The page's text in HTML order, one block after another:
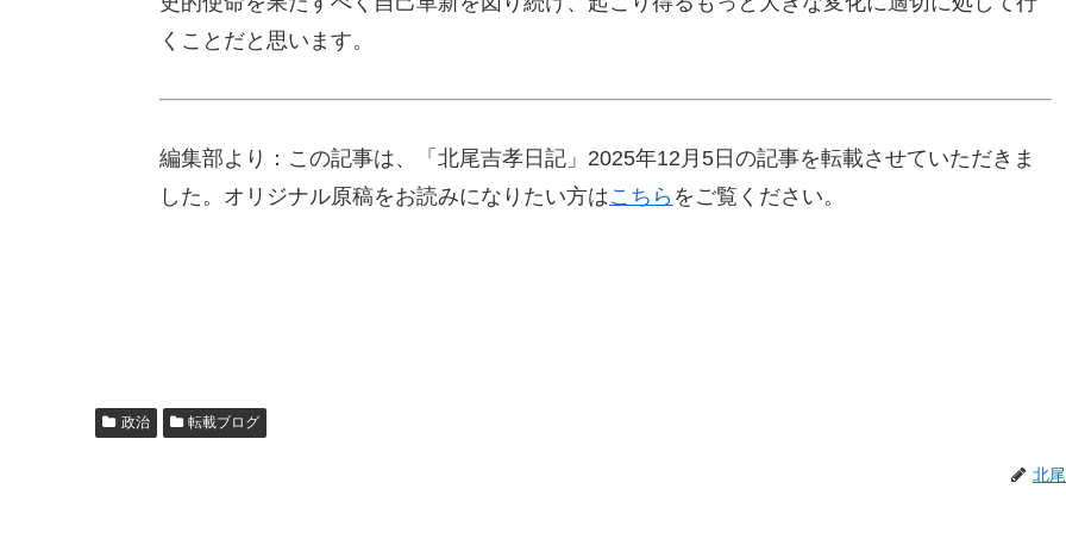
くことだと思います。
編集部より：この記事は、「北尾吉孝日記」2025年12月5日の記事を転載させていただきま
した。オリジナル原稿をお読みになりたい方はこちら をご覧ください。
政治 転載ブログ
北